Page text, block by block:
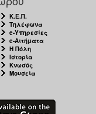
Κ.Ε.Π.
Τηλέφωνα
e-Υπηρεσίες
e-Αιτήματα
Η Πόλη
Ιστορία
Κνωσός
Μουσεία